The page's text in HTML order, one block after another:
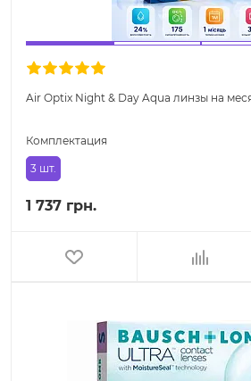
Air Optix Night & Day Aqua линзы на
Комплектация
3 шт.
1 737 грн.